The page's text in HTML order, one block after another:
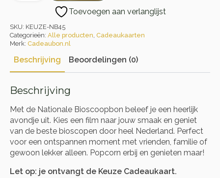
🎁 45.
🎁 1.
Toevoegen aan verlanglijst
SKU: KEUZE-NB45
Categorieën: Alle producten, Cadeaukaarten
Merk: Cadeaubon.nl
Beschrijving Beoordelingen (0)
Beschrijving
Met de Nationale Bioscoopbon beleef je een heerlijk
avondje uit. Kies een film naar jouw smaak en geniet
van de beste bioscopen door heel Nederland. Perfect
voor een ontspannen moment met vrienden, familie of
gewoon lekker alleen. Popcorn erbij en genieten maar!
Let op: je ontvangt de Keuze Cadeaukaart.